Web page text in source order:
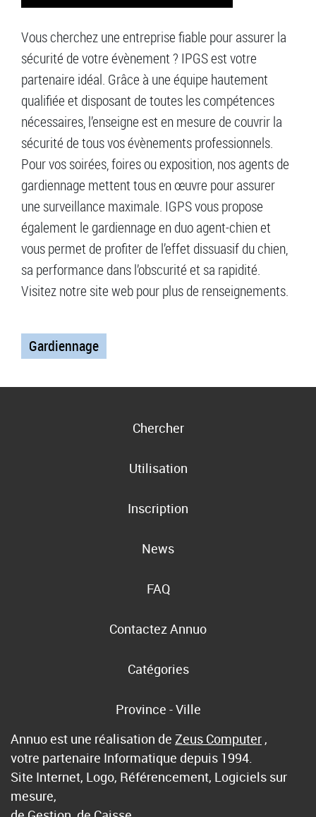
Vous cherchez une entreprise fiable pour assurer la
sécurité de votre évènement ? IPGS est votre
partenaire idéal. Grâce à une équipe hautement
qualifiée et disposant de toutes les compétences
nécessaires, l’enseigne est en mesure de couvrir la
sécurité de tous vos évènements professionnels.
Pour vos soirées, foires ou exposition, nos agents de
gardiennage mettent tous en œuvre pour assurer
une surveillance maximale. IGPS vous propose
également le gardiennage en duo agent-chien et
vous permet de profiter de l’effet dissuasif du chien,
sa performance dans l’obscurité et sa rapidité.
Visitez notre site web pour plus de renseignements.
Gardiennage
Chercher
Utilisation
Inscription
News
FAQ
Contactez Annuo
Catégories
Province - Ville
Annuo est une réalisation de Zeus Computer ,
votre partenaire Informatique depuis 1994.
Site Internet, Logo, Référencement, Logiciels sur
mesure,